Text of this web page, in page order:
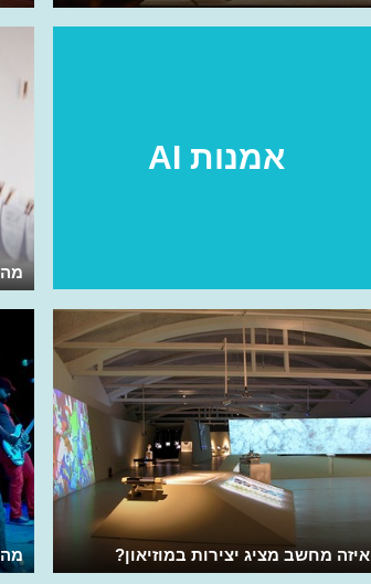
מה
אמנות AI
איזה מחשב מציג יצירות במוזיאון?